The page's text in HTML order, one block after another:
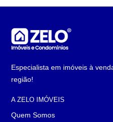
Especialista em imóveis à
região!
A ZELO IMÓVEIS
Quem Somos